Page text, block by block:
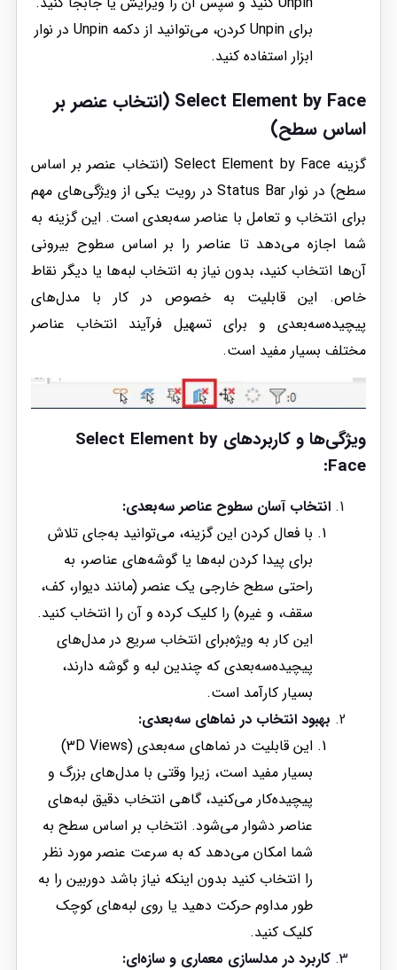
برای Unpin کردن، می‌توانید از دکمه Unpin در نوار
ابزار استفاده کنید.
Select Element by Face (انتخاب عنصر بر
اساس سطح)
گزینه Select Element by Face (انتخاب عنصر بر اساس
سطح) در نوار Status Bar در رویت یکی از ویژگی‌های مهم
برای انتخاب و تعامل با عناصر سه‌بعدی است. این گزینه به
شما اجازه می‌دهد تا عناصر را بر اساس سطوح بیرونی
آن‌ها انتخاب کنید، بدون نیاز به انتخاب لبه‌ها یا دیگر نقاط
خاص. این قابلیت به خصوص در کار با مدل‌های
پیچیده‌سه‌بعدی و برای تسهیل فرآیند انتخاب عناصر
مختلف بسیار مفید است.
ویژگی‌ها و کاربردهای Select Element by
Face:
انتخاب آسان سطوح عناصر سه‌بعدی:
با فعال کردن این گزینه، می‌توانید به‌جای تلاش
برای پیدا کردن لبه‌ها یا گوشه‌های عناصر، به
راحتی سطح خارجی یک عنصر (مانند دیوار، کف،
سقف، و غیره) را کلیک کرده و آن را انتخاب کنید.
این کار به ویژه‌برای انتخاب سریع در مدل‌های
پیچیده‌سه‌بعدی که چندین لبه و گوشه دارند،
بسیار کارآمد است.
بهبود انتخاب در نماهای سه‌بعدی:
این قابلیت در نماهای سه‌بعدی (3D Views)
بسیار مفید است، زیرا وقتی با مدل‌های بزرگ و
پیچیده‌کار می‌کنید، گاهی انتخاب دقیق لبه‌های
عناصر دشوار می‌شود. انتخاب بر اساس سطح به
شما امکان می‌دهد که به سرعت عنصر مورد نظر
را انتخاب کنید بدون اینکه نیاز باشد دوربین را به
طور مداوم حرکت دهید یا روی لبه‌های کوچک
کلیک کنید.
کاربرد در مدلسازی معماری و سازه‌ای: